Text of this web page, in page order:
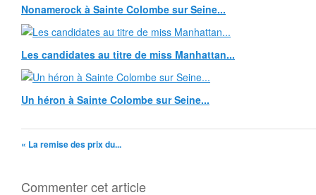
Nonamerock à Sainte Colombe sur Seine...
Les candidates au titre de miss Manhattan...
Un héron à Sainte Colombe sur Seine...
« La remise des prix du...
Commenter cet article